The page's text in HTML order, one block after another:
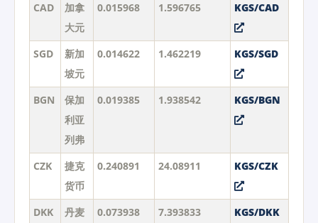
CAD
加拿
大元
0.015968 1.596765 KGS/CAD
SGD
新加
坡元
0.014622 1.462219 KGS/SGD
BGN
保加
利亚
列弗
0.019385 1.938542 KGS/BGN
CZK
捷克
货币
0.240891 24.08911 KGS/CZK
DKK
丹麦
0.073938 7.393833 KGS/DKK